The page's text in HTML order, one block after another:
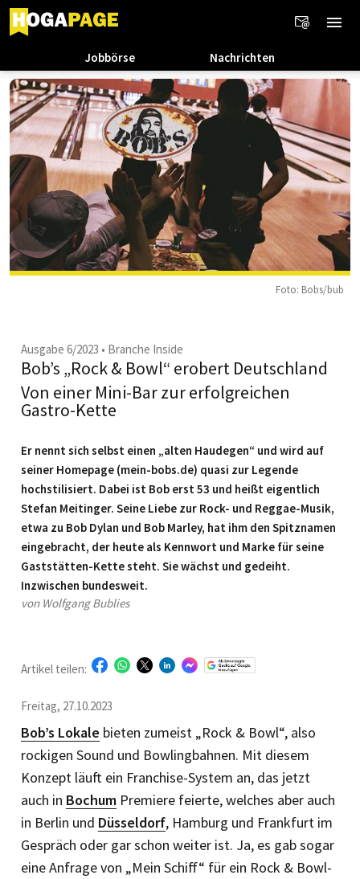
Jobbörse Nachrichten
Foto: Bobs/bub
Ausgabe 6/2023 • Branche Inside
Bob’s „Rock & Bowl“ erobert Deutschland
Von einer Mini-Bar zur erfolgreichen
Gastro-Kette
Er nennt sich selbst einen „alten Haudegen“ und wird auf
seiner Homepage (mein-bobs.de) quasi zur Legende
hochstilisiert. Dabei ist Bob erst 53 und heißt eigentlich
Stefan Meitinger. Seine Liebe zur Rock- und Reggae-Musik,
etwa zu Bob Dylan und Bob Marley, hat ihm den Spitznamen
eingebracht, der heute als Kennwort und Marke für seine
Gaststätten-Kette steht. Sie wächst und gedeiht.
Inzwischen bundesweit.
von Wolfgang Bublies
Freitag, 27.10.2023
Artikel teilen:
Bob’s Lokale bieten zumeist „Rock & Bowl“, also
rockigen Sound und Bowlingbahnen. Mit diesem
Konzept läuft ein Franchise-System an, das jetzt
auch in Bochum Premiere feierte, welches aber auch
in Berlin und Düsseldorf, Hamburg und Frankfurt im
Gespräch oder gar schon weiter ist. Ja, es gab sogar
eine Anfrage von „Mein Schiff“ für ein Rock & Bowl-